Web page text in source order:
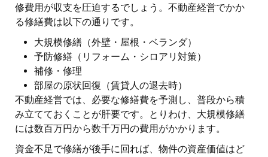
修費用が収支を圧迫するでしょう。不動産経営でかか
る修繕費は以下の通りです。
大規模修繕（外壁・屋根・ベランダ）
予防修繕（リフォーム・シロアリ対策）
補修・修理
部屋の原状回復（賃貸人の退去時）
不動産経営では、必要な修繕費を予測し、普段から積
み立てておくことが肝要です。とりわけ、大規模修繕
には数百万円から数千万円の費用がかかります。
資金不足で修繕が後手に回れば、物件の資産価値はど